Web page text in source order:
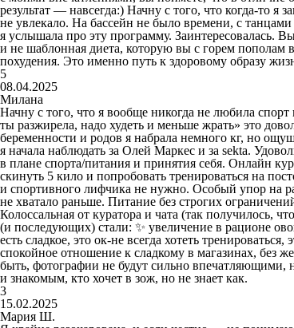
результат — навсегда:) Начну с того, что когда-то я
не увлекало. На бассейн не было времени, с
я услышала про эту программу. Заинтересовалась.
и не шаблонная диета, которую вы с горем пополам
похудения. Это именно путь к здоровому образу
5
08.04.2025
Милана
Начну с того, что я вообще никогда не любила
ты разжирела, надо худеть и меньше жрать» это
беременности и родов я набрала немного кг, но
я начала наблюдать за Олей Маркес и за sekta.
в плане спорта/питания и принятия себя. Онлайн
скинуть 5 кило и попробовать тренироваться на
и спортивного лифчика не нужно. Особый упор на
не хватало раньше. Питание без строгих
Колоссальная от куратора и чата (так получилось,
(и последующих) стали: ✨ увеличение в рационе
есть сладкое, это ок-не всегда хотеть
спокойное отношение к сладкому в магазинах, без
быть, фотографии не будут сильно впечатляющими,
и знакомым, кто хочет в зож, но не знает как.
3
15.02.2025
Мария Ш.